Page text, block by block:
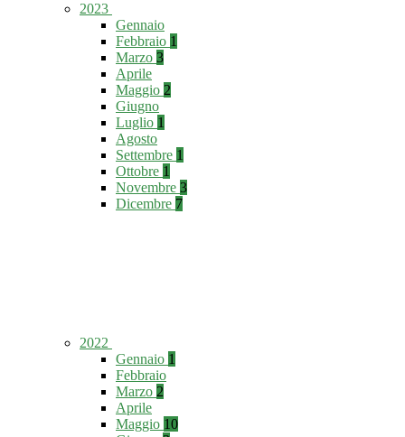
2023
Gennaio
Febbraio 1
Marzo 3
Aprile
Maggio 2
Giugno
Luglio 1
Agosto
Settembre 1
Ottobre 1
Novembre 3
Dicembre 7
2022
Gennaio 1
Febbraio
Marzo 2
Aprile
Maggio 10